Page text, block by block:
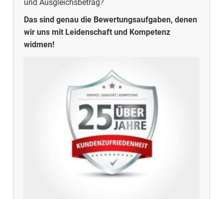
und Ausgleichsbetrag?
Das sind genau die Bewertungsaufgaben, denen
wir uns mit Leidenschaft und Kompetenz
widmen!